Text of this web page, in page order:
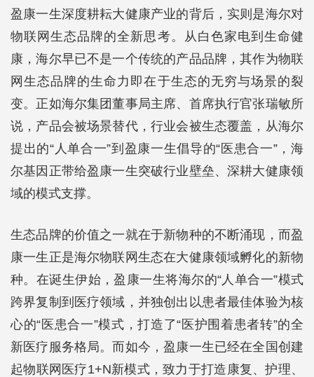
盈康一生深度耕耘大健康产业的背后，实则是海尔对
物联网生态品牌的全新思考。从白色家电到生命健
康，海尔早已不是一个传统的产品品牌，其作为物联
网生态品牌的生命力即在于生态的无穷与场景的裂
变。正如海尔集团董事局主席、首席执行官张瑞敏所
说，产品会被场景替代，行业会被生态覆盖，从海尔
提出的“人单合一”到盈康一生倡导的“医患合一”，海
尔基因正带给盈康一生突破行业壁垒、深耕大健康领
域的模式支撑。
生态品牌的价值之一就在于新物种的不断涌现，而盈
康一生正是海尔物联网生态在大健康领域孵化的新物
种。在诞生伊始，盈康一生将海尔的“人单合一”模式
跨界复制到医疗领域，并独创出以患者最佳体验为核
心的“医患合一”模式，打造了“医护围着患者转”的全
新医疗服务格局。而如今，盈康一生已经在全国创建
起物联网医疗1+N新模式，致力于打造康复、护理、